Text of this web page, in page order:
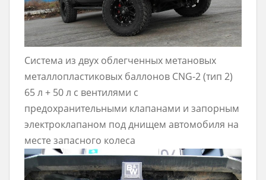
Система из двух облегченных метановых
металлопластиковых баллонов CNG-2 (тип 2)
65 л + 50 л с вентилями с
предохранительными клапанами и запорным
электроклапаном под днищем автомобиля на
месте запасного колеса